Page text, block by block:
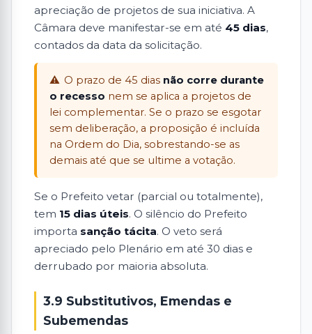
apreciação de projetos de sua iniciativa. A
Câmara deve manifestar-se em até 45 dias,
contados da data da solicitação.
O prazo de 45 dias não corre durante
o recesso nem se aplica a projetos de
lei complementar. Se o prazo se esgotar
sem deliberação, a proposição é incluída
na Ordem do Dia, sobrestando-se as
demais até que se ultime a votação.
Se o Prefeito vetar (parcial ou totalmente),
tem 15 dias úteis. O silêncio do Prefeito
importa sanção tácita. O veto será
apreciado pelo Plenário em até 30 dias e
derrubado por maioria absoluta.
3.9 Substitutivos, Emendas e
Subemendas